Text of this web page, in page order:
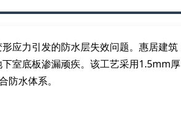
应力引发的防水层失效问题。惠居建筑
下室底板渗漏顽疾。该工艺采用1.5mm厚
水体系。